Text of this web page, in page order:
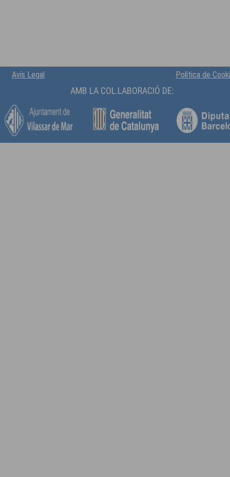
Avís Legal Política de
AMB LA COL.LABORACIÓ DE: